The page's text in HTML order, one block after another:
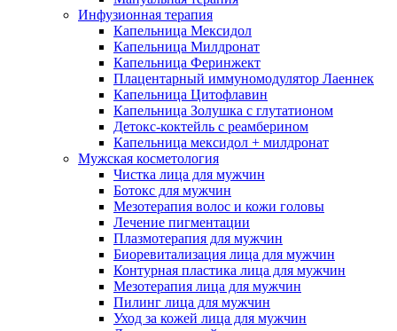
Инфузионная терапия
Капельница Мексидол
Капельница Милдронат
Капельница Феринжект
Плацентарный иммуномодулятор Лаеннек
Капельница Цитофлавин
Капельница Золушка с глутатионом
Детокс-коктейль с реамберином
Капельница мексидол + милдронат
Мужская косметология
Чистка лица для мужчин
Ботокс для мужчин
Мезотерапия волос и кожи головы
Лечение пигментации
Плазмотерапия для мужчин
Биоревитализация лица для мужчин
Контурная пластика лица для мужчин
Мезотерапия лица для мужчин
Пилинг лица для мужчин
Уход за кожей лица для мужчин